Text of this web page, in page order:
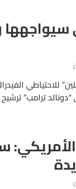
للاحتياطي
ترامب”